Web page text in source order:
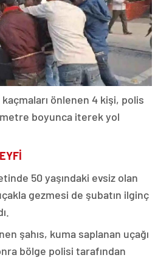
önlenen 4 kişi, polis
boyunca iterek yol
50 yaşındaki evsiz olan
gezmesi de şubatın ilginç
şahıs, kuma saplanan uçağı
bölge polisi tarafından